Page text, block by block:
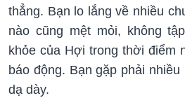
thẳng. Bạn lo lắng về nhiều
nào cũng mệt mỏi, không
khỏe của Hợi trong thời điểm
báo động. Bạn gặp phải
dạ dày.